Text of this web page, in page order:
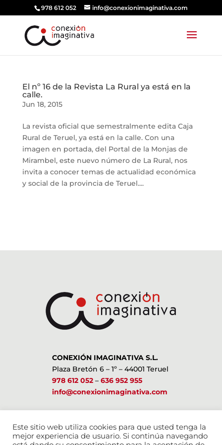
978 612 052 info@conexionimaginativa.com
El nº 16 de la Revista La Rural ya está en la
calle.
Jun 18, 2015
La revista oficial que semestralmente edita Caja
Rural de Teruel, ya está en la calle. Con una
imagen en portada, del Portal de la Monjas de
Mirambel, este nuevo número de La Rural, nos
invita a conocer temas de actualidad económica
y social de la provincia de Teruel....
CONEXIÓN IMAGINATIVA S.L.
Plaza Bretón 6 – 1º – 44001 Teruel
978 612 052– 636 952 955
info@conexionimaginativa.com
Este sitio web utiliza cookies para que usted tenga la
mejor experiencia de usuario. Si continúa navegando